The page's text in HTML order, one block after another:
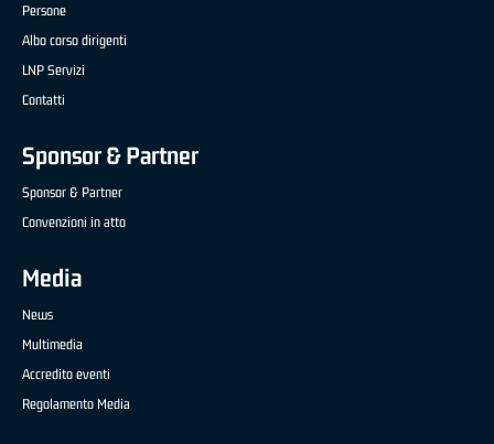
Persone
Albo corso dirigenti
LNP Servizi
Contatti
Sponsor & Partner
Sponsor & Partner
Convenzioni in atto
Media
News
Multimedia
Accredito eventi
Regolamento Media